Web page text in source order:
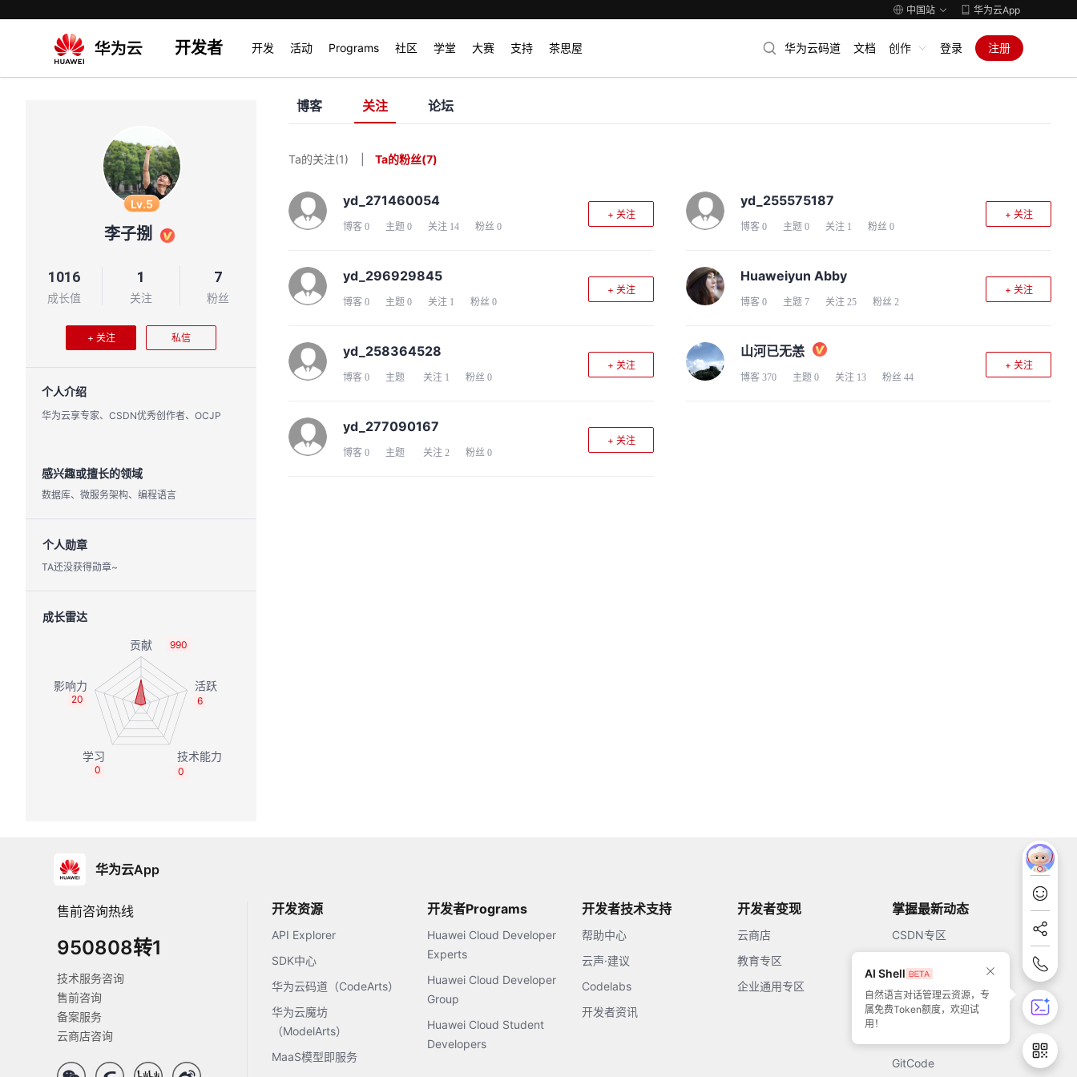
中国站 华为云App
开发者 开发 活动 Programs 社区 学堂 大赛 支持 茶思屋 华为云码道 文档 创作 登录 注册
Lv.5
李子捌
1016
成长值
1
关注
7
粉丝
+ 关注 私信
个人介绍
华为云享专家、CSDN优秀创作者、OCJP
感兴趣或擅长的领域
数据库、微服务架构、编程语言
个人勋章
TA还没获得勋章~
成长雷达
990
6
0
0
20
博客 关注 论坛
Ta的关注(1) Ta的粉丝(7)
yd_271460054
博客 0 主题 0 关注 14 粉丝 0
+ 关注
yd_255575187
博客 0 主题 0 关注 1 粉丝 0
+ 关注
yd_296929845
博客 0 主题 0 关注 1 粉丝 0
+ 关注
Huaweiyun Abby
博客 0 主题 7 关注 25 粉丝 2
+ 关注
yd_258364528
博客 0 主题 关注 1 粉丝 0
+ 关注
山河已无恙
博客 370 主题 0 关注 13 粉丝 44
+ 关注
yd_277090167
博客 0 主题 关注 2 粉丝 0
+ 关注
华为云App
售前咨询热线
950808转1
技术服务咨询
售前咨询
备案服务
云商店咨询
开发资源
API Explorer
SDK中心
华为云码道（CodeArts）
华为云魔坊
（ModelArts）
MaaS模型即服务
开发者Programs
Huawei Cloud Developer
Experts
Huawei Cloud Developer
Group
Huawei Cloud Student
Developers
开发者技术支持
帮助中心
云声·建议
Codelabs
开发者资讯
开发者变现
云商店
教育专区
企业通用专区
掌握最新动态
CSDN专区
51CTO
GitCode
AI Shell
自然语言对话管理云资源，专
属免费Token额度，欢迎试
用！